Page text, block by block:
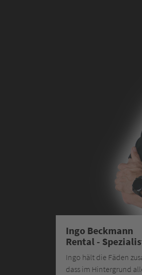
Ingo Beckmann
Rental -
Ingo hält die Fäden
dass im Hintergrund